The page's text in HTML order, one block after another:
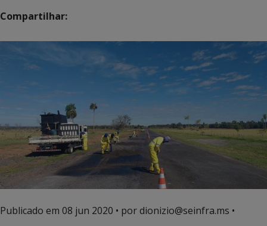
Compartilhar:
Publicado em 08 jun 2020 • por dionizio@seinfra.ms •